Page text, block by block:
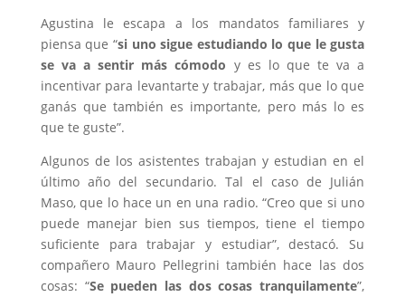
Agustina le escapa a los mandatos familiares y
piensa que “si uno sigue estudiando lo que le gusta
se va a sentir más cómodo y es lo que te va a
incentivar para levantarte y trabajar, más que lo que
ganás que también es importante, pero más lo es
que te guste”.
Algunos de los asistentes trabajan y estudian en el
último año del secundario. Tal el caso de Julián
Maso, que lo hace un en una radio. “Creo que si uno
puede manejar bien sus tiempos, tiene el tiempo
suficiente para trabajar y estudiar”, destacó. Su
compañero Mauro Pellegrini también hace las dos
cosas: “Se pueden las dos cosas tranquilamente”,